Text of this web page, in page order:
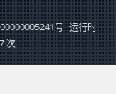
号 运行时
次